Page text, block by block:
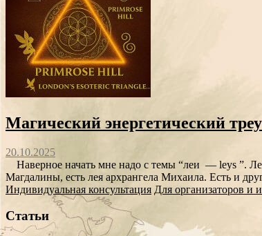
Магический энергетический
20.10.2025
Наверное начать мне надо с темы “леи — leys ”.
Магдалины, есть лея архрангела Михаила. Есть и
Индивидуальная консультация Для организаторов и
Статьи